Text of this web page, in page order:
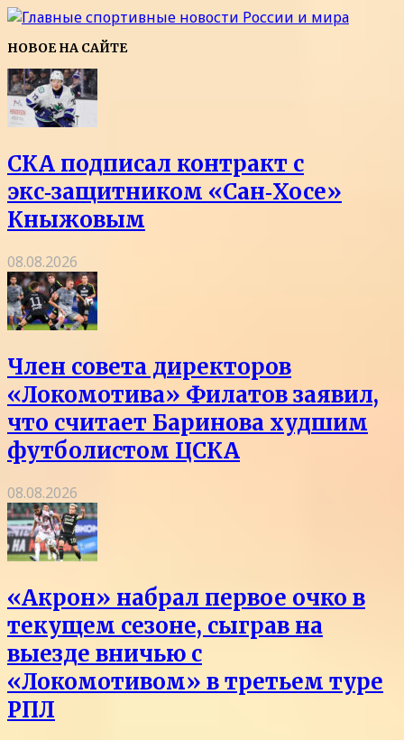
НОВОЕ НА САЙТЕ
СКА подписал контракт с
экс‑защитником «Сан‑Хосе»
Кныжовым
08.08.2026
Член совета директоров
«Локомотива» Филатов заявил,
что считает Баринова худшим
футболистом ЦСКА
08.08.2026
«Акрон» набрал первое очко в
текущем сезоне, сыграв на
выезде вничью с
«Локомотивом» в третьем туре
РПЛ